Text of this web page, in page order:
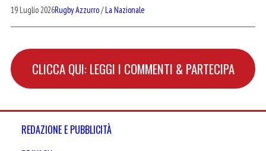
19 Luglio 2026Rugby Azzurro/La Nazionale
CLICCA QUI: LEGGI I COMMENTI & PARTECIPA
REDAZIONE E PUBBLICITÀ